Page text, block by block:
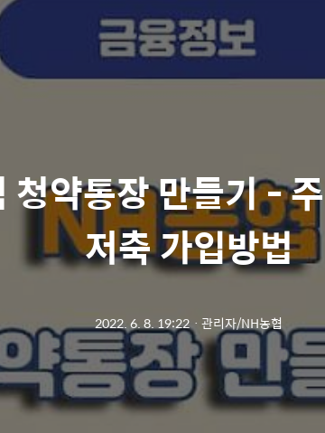
청약통장 만들기 -
저축 가입방법
2022. 6. 8. 19:22ㆍ 관리자/NH농협